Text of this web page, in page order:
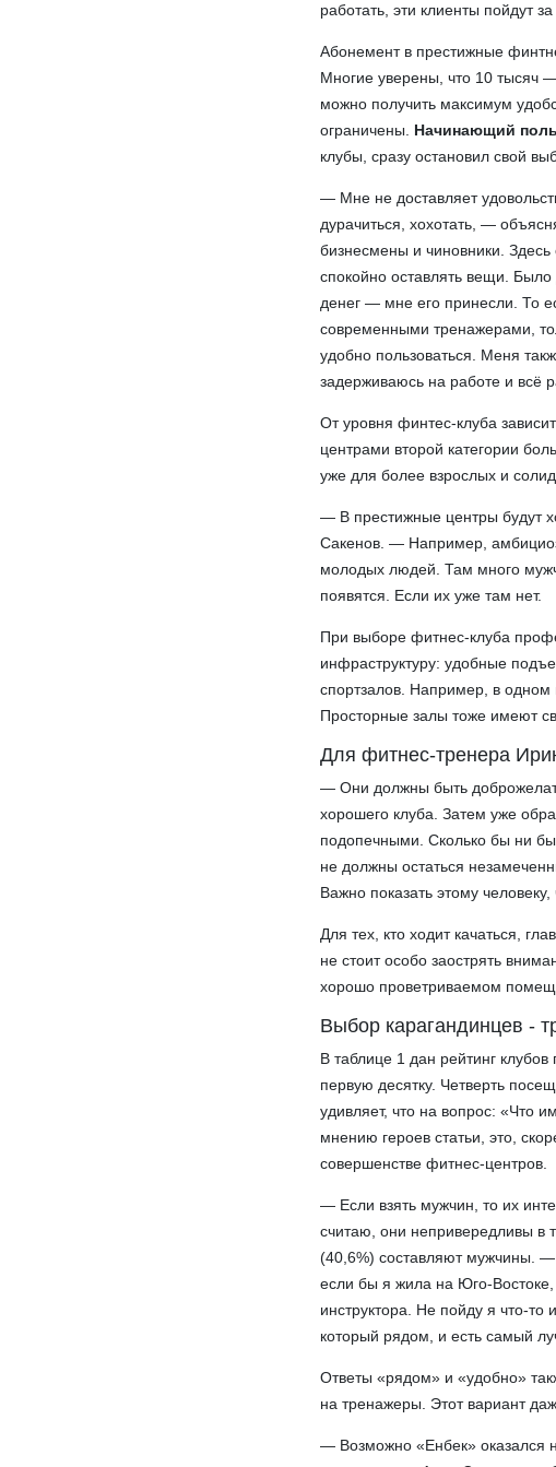
работать, эти клиенты пойдут за
Абонемент в престижные
Многие уверены, что 10 тысяч
можно получить максимум
ограничены. Начинающий
клубы, сразу остановил свой
— Мне не доставляет
дурачиться, хохотать, —
бизнесмены и чиновники.
спокойно оставлять вещи.
денег — мне его принесли. То
современными тренажерами,
удобно пользоваться. Меня
задерживаюсь на работе и всё
От уровня финтес-клуба
центрами второй категории
уже для более взрослых и
— В престижные центры будут
Сакенов. — Например,
молодых людей. Там много
появятся. Если их уже там нет.
При выборе фитнес-клуба
инфраструктуру: удобные
спортзалов. Например, в одном
Просторные залы тоже имеют
Для фитнес-тренера
— Они должны быть
хорошего клуба. Затем уже
подопечными. Сколько бы ни
не должны остаться
Важно показать этому
Для тех, кто ходит качаться,
не стоит особо заострять
хорошо проветриваемом
Выбор карагандинцев -
В таблице 1 дан рейтинг
первую десятку. Четверть
удивляет, что на вопрос: «Что
мнению героев статьи, это,
совершенстве фитнес-центров.
— Если взять мужчин, то их
считаю, они непривередливы в
(40,6%) составляют мужчины. —
если бы я жила на Юго-Востоке,
инструктора. Не пойду я что-то
который рядом, и есть самый
Ответы «рядом» и «удобно»
на тренажеры. Этот вариант
— Возможно «Енбек» оказался